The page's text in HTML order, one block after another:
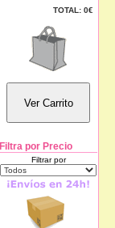
TOTAL: 0€
Filtra por Precio
Filtrar por